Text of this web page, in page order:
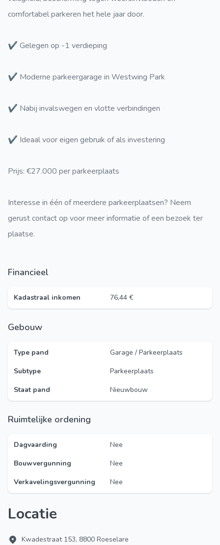
comfortabel parkeren het hele jaar door.
✔ Gelegen op -1 verdieping
✔ Moderne parkeergarage in Westwing Park
✔ Nabij invalswegen en vlotte verbindingen
✔ Ideaal voor eigen gebruik of als investering
Prijs: €27.000 per parkeerplaats
Interesse in één of meerdere parkeerplaatsen? Neem
gerust contact op voor meer informatie of een bezoek ter
plaatse.
Financieel
Kadastraal inkomen 76,44 €
Gebouw
Type pand
Garage / Parkeerplaats
Subtype
Parkeerplaats
Staat pand
Nieuwbouw
Ruimtelijke ordening
Dagvaarding
Nee
Bouwvergunning
Nee
Verkavelingsvergunning
Nee
Locatie
Kwadestraat 153, 8800 Roeselare